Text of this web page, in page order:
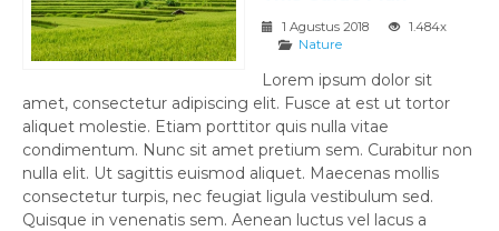
1 Agustus 2018
1.484x
Nature
Lorem ipsum dolor sit
amet, consectetur adipiscing elit. Fusce at est ut tortor
aliquet molestie. Etiam porttitor quis nulla vitae
condimentum. Nunc sit amet pretium sem. Curabitur non
nulla elit. Ut sagittis euismod aliquet. Maecenas mollis
consectetur turpis, nec feugiat ligula vestibulum sed.
Quisque in venenatis sem. Aenean luctus vel lacus a